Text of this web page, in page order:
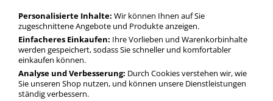
unserer Filter-Funktion.
Ordner A4 Pappe 85mm
mehr Infos zur Kategorie
Personalisierte Inhalte: Wir können Ihnen auf Sie
zugeschnittene Angebote und Produkte anzeigen.
Einfacheres Einkaufen: Ihre Vorlieben und Warenkorbinhalte
werden gespeichert, sodass Sie schneller und komfortabler
einkaufen können.
Analyse und Verbesserung: Durch Cookies verstehen wir, wie
Sie unseren Shop nutzen, und können unsere Dienstleistungen
ständig verbessern.